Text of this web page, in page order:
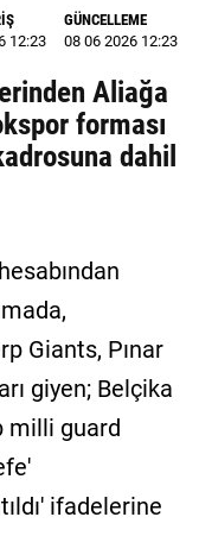
12:23
GÜNCELLEME
08 06 2026 12:23
Aliağa
forması
dahil
Giants, Pınar
giyen; Belçika
milli guard
ifadelerine